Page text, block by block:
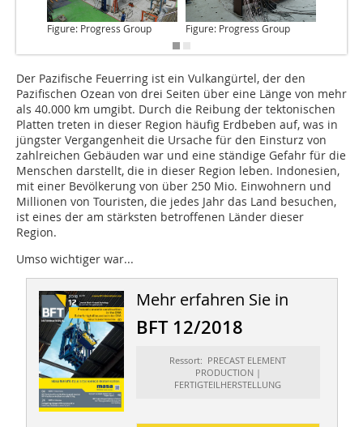
Figure: Progress Group Figure: Progress Group
Der Pazifische Feuerring ist ein Vulkangürtel, der den
Pazifischen Ozean von drei Seiten über eine Länge von mehr
als 40.000 km umgibt. Durch die Reibung der tektonischen
Platten treten in dieser Region häufig Erdbeben auf, was in
jüngster Vergangenheit die Ursache für den Einsturz von
zahlreichen Gebäuden war und eine ständige Gefahr für die
Menschen darstellt, die in dieser Region leben. Indonesien,
mit einer Bevölkerung von über 250 Mio. Einwohnern und
Millionen von Touristen, die jedes Jahr das Land besuchen,
ist eines der am stärksten betroffenen Länder dieser
Region.
Umso wichtiger war...
Mehr erfahren Sie in
BFT 12/2018
Ressort: PRECAST ELEMENT
PRODUCTION |
FERTIGTEILHERSTELLUNG